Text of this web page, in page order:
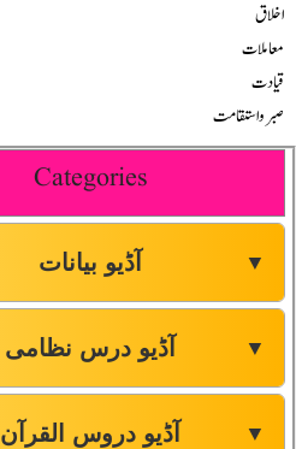
اخلاق
معاملات
قیادت
صبر و استقامت
Categories
آڈیو بیانات ▼
آڈیو درس نظامی ▼
آڈیو دروس القرآن ▼